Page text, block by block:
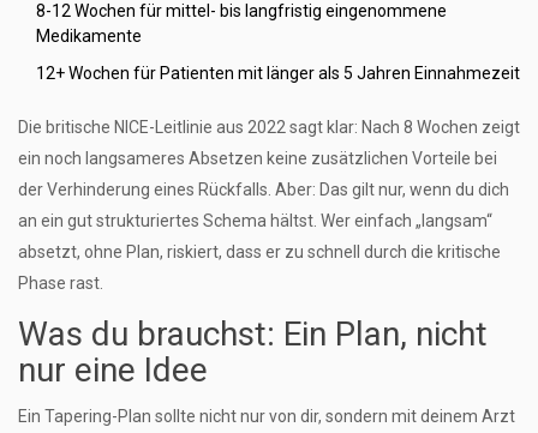
8-12 Wochen für mittel- bis langfristig eingenommene
Medikamente
12+ Wochen für Patienten mit länger als 5 Jahren Einnahmezeit
Die britische NICE-Leitlinie aus 2022 sagt klar: Nach 8 Wochen zeigt
ein noch langsameres Absetzen keine zusätzlichen Vorteile bei
der Verhinderung eines Rückfalls. Aber: Das gilt nur, wenn du dich
an ein gut strukturiertes Schema hältst. Wer einfach „langsam“
absetzt, ohne Plan, riskiert, dass er zu schnell durch die kritische
Phase rast.
Was du brauchst: Ein Plan, nicht
nur eine Idee
Ein Tapering-Plan sollte nicht nur von dir, sondern mit deinem Arzt